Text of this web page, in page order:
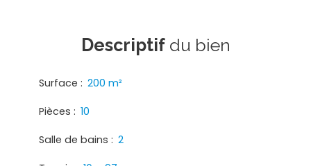
Descriptifdu bien
Surface : 200 m²
Pièces : 10
Salle de bains : 2